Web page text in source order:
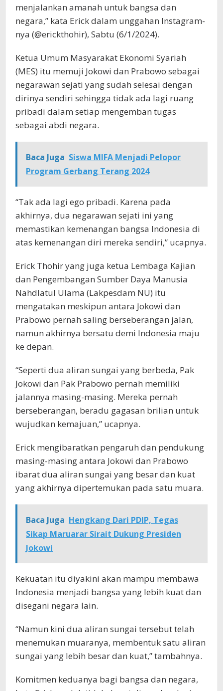
menjalankan amanah untuk bangsa dan
negara,” kata Erick dalam unggahan Instagram-
nya (@erickthohir), Sabtu (6/1/2024).
Ketua Umum Masyarakat Ekonomi Syariah
(MES) itu memuji Jokowi dan Prabowo sebagai
negarawan sejati yang sudah selesai dengan
dirinya sendiri sehingga tidak ada lagi ruang
pribadi dalam setiap mengemban tugas
sebagai abdi negara.
Baca Juga Siswa MIFA Menjadi Pelopor
Program Gerbang Terang 2024
“Tak ada lagi ego pribadi. Karena pada
akhirnya, dua negarawan sejati ini yang
memastikan kemenangan bangsa Indonesia di
atas kemenangan diri mereka sendiri,” ucapnya.
Erick Thohir yang juga ketua Lembaga Kajian
dan Pengembangan Sumber Daya Manusia
Nahdlatul Ulama (Lakpesdam NU) itu
mengatakan meskipun antara Jokowi dan
Prabowo pernah saling berseberangan jalan,
namun akhirnya bersatu demi Indonesia maju
ke depan.
“Seperti dua aliran sungai yang berbeda, Pak
Jokowi dan Pak Prabowo pernah memiliki
jalannya masing-masing. Mereka pernah
berseberangan, beradu gagasan brilian untuk
wujudkan kemajuan,” ucapnya.
Erick mengibaratkan pengaruh dan pendukung
masing-masing antara Jokowi dan Prabowo
ibarat dua aliran sungai yang besar dan kuat
yang akhirnya dipertemukan pada satu muara.
Baca Juga Hengkang Dari PDIP, Tegas
Sikap Maruarar Sirait Dukung Presiden
Jokowi
Kekuatan itu diyakini akan mampu membawa
Indonesia menjadi bangsa yang lebih kuat dan
disegani negara lain.
“Namun kini dua aliran sungai tersebut telah
menemukan muaranya, membentuk satu aliran
sungai yang lebih besar dan kuat,” tambahnya.
Komitmen keduanya bagi bangsa dan negara,